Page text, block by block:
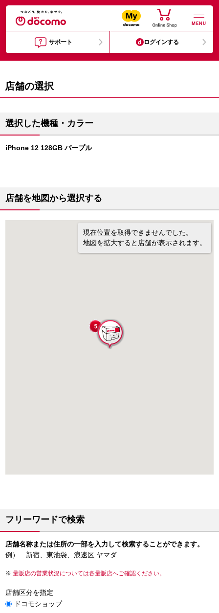
MENU
サポート ログインする
店舗の選択
選択した機種・カラー
iPhone 12 128GB パープル
店舗を地図から選択する
現在位置を取得できませんでした。
地図を拡大すると店舗が表示されます。
フリーワードで検索
店舗名称または住所の一部を入力して検索することができます。
例） 新宿、東池袋、浪速区 ヤマダ
量販店の営業状況については各量販店へご確認ください。
店舗区分を指定
ドコモショップ